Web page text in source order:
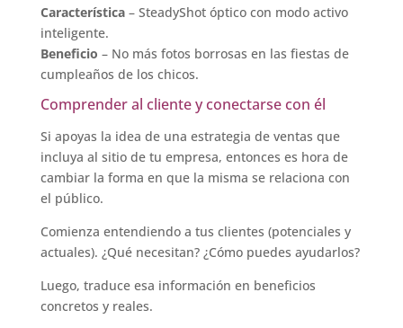
Característica – SteadyShot óptico con modo activo
inteligente.
Beneficio – No más fotos borrosas en las fiestas de
cumpleaños de los chicos.
Comprender al cliente y conectarse con él
Si apoyas la idea de una estrategia de ventas que
incluya al sitio de tu empresa, entonces es hora de
cambiar la forma en que la misma se relaciona con
el público.
Comienza entendiendo a tus clientes (potenciales y
actuales). ¿Qué necesitan? ¿Cómo puedes ayudarlos?
Luego, traduce esa información en beneficios
concretos y reales.